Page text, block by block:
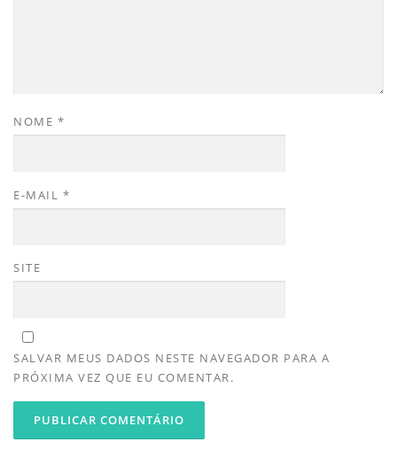
NOME *
E-MAIL *
SITE
SALVAR MEUS DADOS NESTE NAVEGADOR PARA A
PRÓXIMA VEZ QUE EU COMENTAR.